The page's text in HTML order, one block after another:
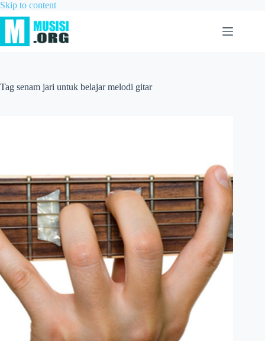
Skip to content
Tag senam jari untuk belajar melodi gitar